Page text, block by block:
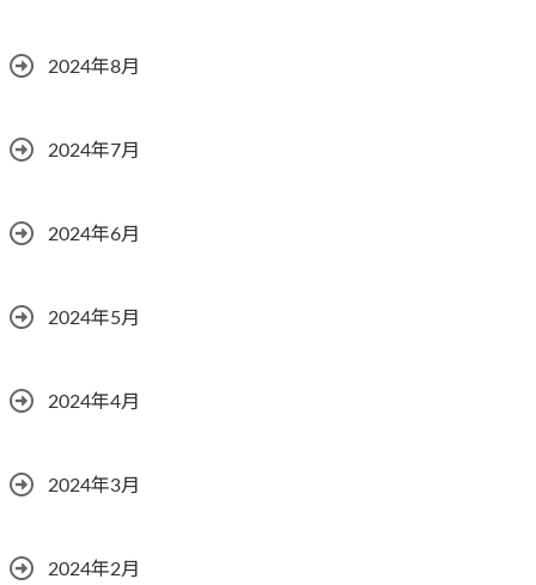
2024年8月
2024年7月
2024年6月
2024年5月
2024年4月
2024年3月
2024年2月